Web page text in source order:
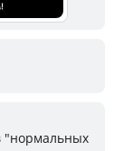
"нормальных